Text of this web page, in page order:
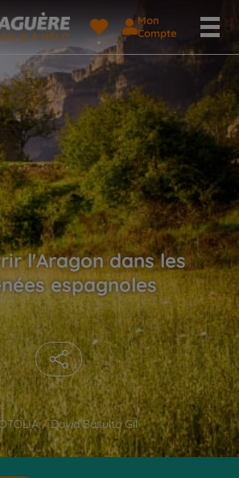
Mon
Compte
/ David Basulto Gil
l'Aragon dans les
espagnoles